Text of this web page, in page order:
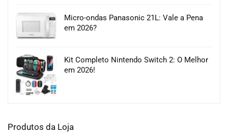
Micro-ondas Panasonic 21L: Vale a Pena
em 2026?
Kit Completo Nintendo Switch 2: O Melhor
em 2026!
Produtos da Loja